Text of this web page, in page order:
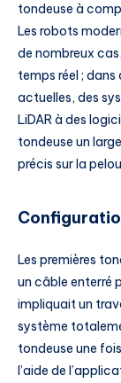
tondeuse à
Les robots
de nombreux
temps réel ;
actuelles, des
LiDAR à des
tondeuse un
précis sur la
Les premières
un câble enterré
impliquait un
système
tondeuse une
l’aide de